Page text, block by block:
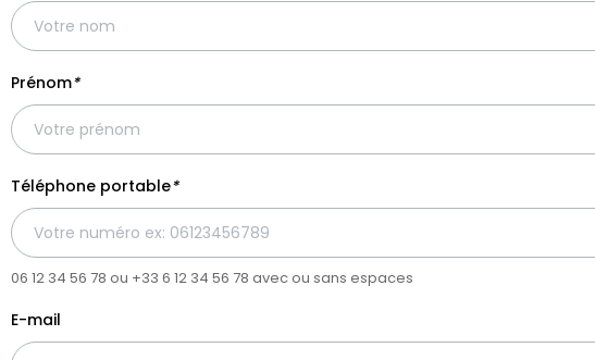
Prénom*
Téléphone portable*
06 12 34 56 78 ou +33 6 12 34 56 78 avec ou sans espaces
E-mail